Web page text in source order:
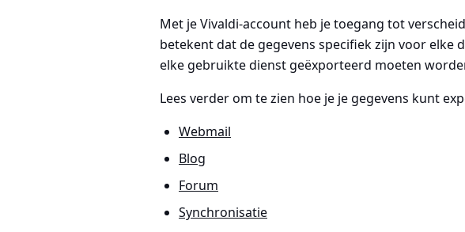
Met je Vivaldi-account heb je toegang tot
betekent dat de gegevens specifiek zijn voor elke
elke gebruikte dienst geëxporteerd moeten
Lees verder om te zien hoe je je gegevens kunt
Webmail
Blog
Forum
Synchronisatie